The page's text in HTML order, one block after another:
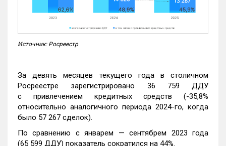
Источник: Росреестр
За девять месяцев текущего года в столичном
Росреестре зарегистрировано 36 759 ДДУ
с привлечением кредитных средств (-35,8%
относительно аналогичного периода 2024-го, когда
было 57 267 сделок).
По сравнению с январем — сентябрем 2023 года
(65 599 ДДУ) показатель сократился на 44%.